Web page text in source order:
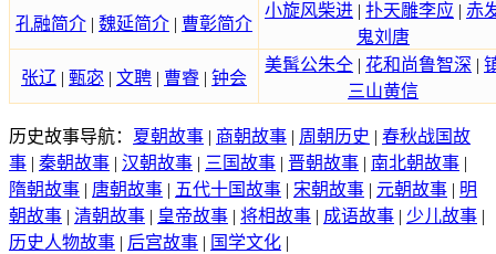
孔融简介 | 魏延简介 | 曹彰简介
小旋风柴进 | 扑天雕李应 | 赤
鬼刘唐
张辽 | 甄宓 | 文聘 | 曹睿 | 钟会
美髯公朱仝 | 花和尚鲁智深 |
三山黄信
历史故事导航： 夏朝故事 | 商朝故事 | 周朝历史 | 春秋战国故
事 | 秦朝故事 | 汉朝故事 | 三国故事 | 晋朝故事 | 南北朝故事 |
隋朝故事 | 唐朝故事 | 五代十国故事 | 宋朝故事 | 元朝故事 | 明
朝故事 | 清朝故事 | 皇帝故事 | 将相故事 | 成语故事 | 少儿故事 |
历史人物故事 | 后宫故事 | 国学文化 |